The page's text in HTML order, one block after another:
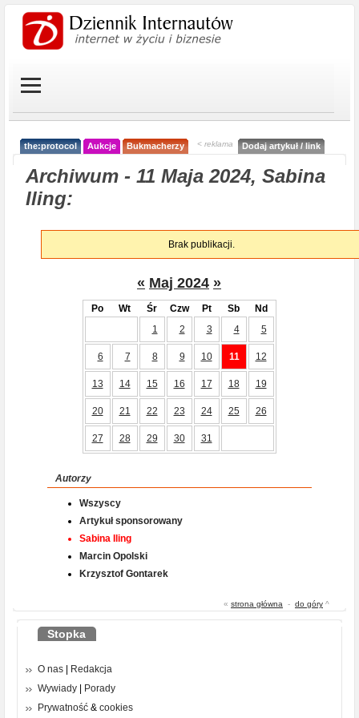
the:protocol Aukcje Bukmacherzy < reklama Dodaj artykuł / link
Archiwum - 11 Maja 2024, Sabina
Iling:
Brak publikacji.
« Maj 2024 »
Po Wt Śr Czw Pt Sb
Nd
1
2 3 4 5
6 7 8 9 10 11 12
13 14 15 16 17 18 19
20 21 22 23 24 25 26
27 28 29 30 31
Autorzy
Wszyscy
Artykuł sponsorowany
Sabina Iling
Marcin Opolski
Krzysztof Gontarek
« strona główna - do góry ^
Stopka
O nas
Redakcja
Wywiady
Porady
Prywatność & cookies